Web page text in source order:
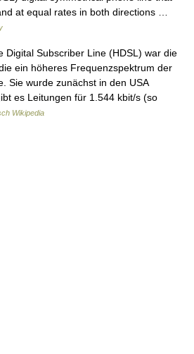
at equal rates in both directions …
Subscriber Line (HDSL) war die
ein höheres Frequenzspektrum der
Sie wurde zunächst in den USA
es Leitungen für 1.544 kbit/s (so
Wikipedia